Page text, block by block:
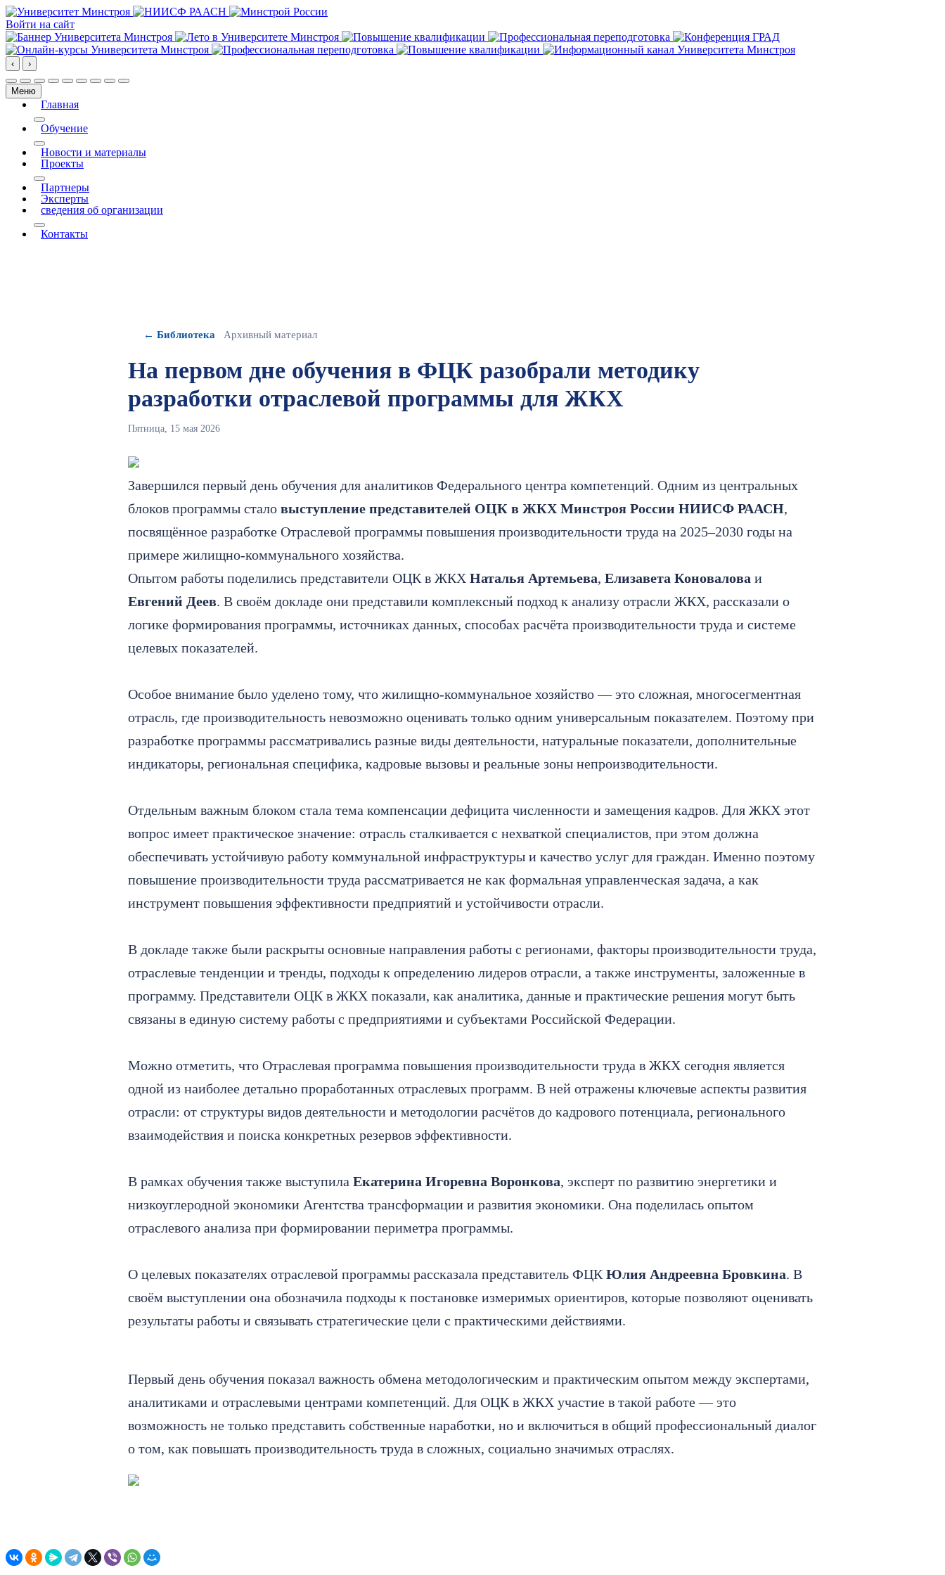
Войти на сайт
‹ ›
Меню
Главная
More about: Главная
Обучение
More about: Обучение
Новости и материалы
Проекты
More about: Проекты
Партнеры
Эксперты
сведения об организации
More about: сведения об организации
Контакты
← Библиотека Архивный материал
На первом дне обучения в ФЦК разобрали методику
разработки отраслевой программы для ЖКХ
Пятница, 15 мая 2026
Завершился первый день обучения для аналитиков Федерального центра компетенций. Одним из центральных
блоков программы стало выступление представителей ОЦК в ЖКХ Минстроя России НИИСФ РААСН,
посвящённое разработке Отраслевой программы повышения производительности труда на 2025–2030 годы на
примере жилищно-коммунального хозяйства.
Опытом работы поделились представители ОЦК в ЖКХ Наталья Артемьева, Елизавета Коновалова и
Евгений Деев. В своём докладе они представили комплексный подход к анализу отрасли ЖКХ, рассказали о
логике формирования программы, источниках данных, способах расчёта производительности труда и системе
целевых показателей.
Особое внимание было уделено тому, что жилищно-коммунальное хозяйство — это сложная, многосегментная
отрасль, где производительность невозможно оценивать только одним универсальным показателем. Поэтому при
разработке программы рассматривались разные виды деятельности, натуральные показатели, дополнительные
индикаторы, региональная специфика, кадровые вызовы и реальные зоны непроизводительности.
Отдельным важным блоком стала тема компенсации дефицита численности и замещения кадров. Для ЖКХ этот
вопрос имеет практическое значение: отрасль сталкивается с нехваткой специалистов, при этом должна
обеспечивать устойчивую работу коммунальной инфраструктуры и качество услуг для граждан. Именно поэтому
повышение производительности труда рассматривается не как формальная управленческая задача, а как
инструмент повышения эффективности предприятий и устойчивости отрасли.
В докладе также были раскрыты основные направления работы с регионами, факторы производительности труда,
отраслевые тенденции и тренды, подходы к определению лидеров отрасли, а также инструменты, заложенные в
программу. Представители ОЦК в ЖКХ показали, как аналитика, данные и практические решения могут быть
связаны в единую систему работы с предприятиями и субъектами Российской Федерации.
Можно отметить, что Отраслевая программа повышения производительности труда в ЖКХ сегодня является
одной из наиболее детально проработанных отраслевых программ. В ней отражены ключевые аспекты развития
отрасли: от структуры видов деятельности и методологии расчётов до кадрового потенциала, регионального
взаимодействия и поиска конкретных резервов эффективности.
В рамках обучения также выступила Екатерина Игоревна Воронкова, эксперт по развитию энергетики и
низкоуглеродной экономики Агентства трансформации и развития экономики. Она поделилась опытом
отраслевого анализа при формировании периметра программы.
О целевых показателях отраслевой программы рассказала представитель ФЦК Юлия Андреевна Бровкина. В
своём выступлении она обозначила подходы к постановке измеримых ориентиров, которые позволяют оценивать
результаты работы и связывать стратегические цели с практическими действиями.
Первый день обучения показал важность обмена методологическим и практическим опытом между экспертами,
аналитиками и отраслевыми центрами компетенций. Для ОЦК в ЖКХ участие в такой работе — это
возможность не только представить собственные наработки, но и включиться в общий профессиональный диалог
о том, как повышать производительность труда в сложных, социально значимых отраслях.